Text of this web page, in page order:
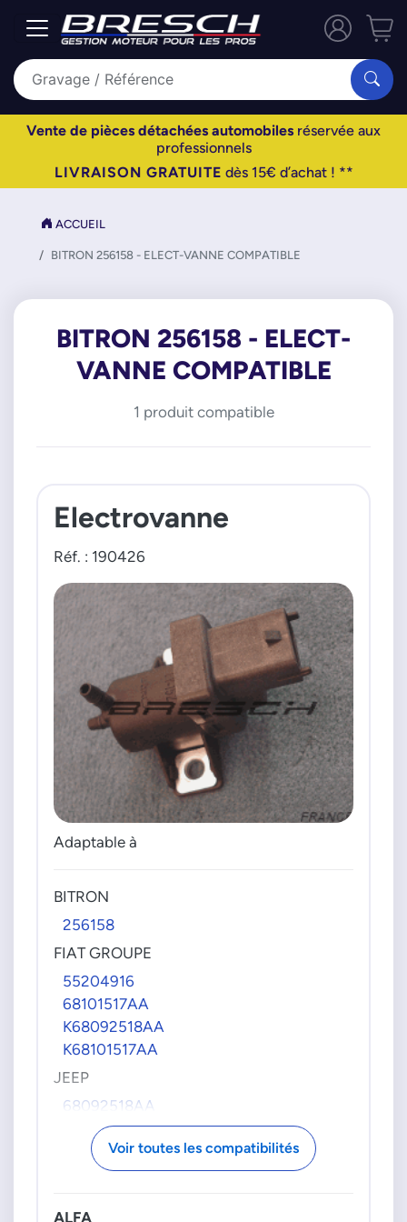
Vente de pièces détachées automobiles réservée aux
professionnels
LIVRAISON GRATUITE dès 15€ d’achat ! **
ACCUEIL
BITRON 256158 - ELECT-VANNE COMPATIBLE
BITRON 256158 - ELECT-
VANNE COMPATIBLE
1 produit compatible
Electrovanne
Réf. : 190426
Adaptable à
BITRON
256158
FIAT GROUPE
55204916
68101517AA
K68092518AA
K68101517AA
JEEP
68092518AA
MAGNETI MARELLI
EVM023C
71491204
Voir toutes les compatibilités
ALFA